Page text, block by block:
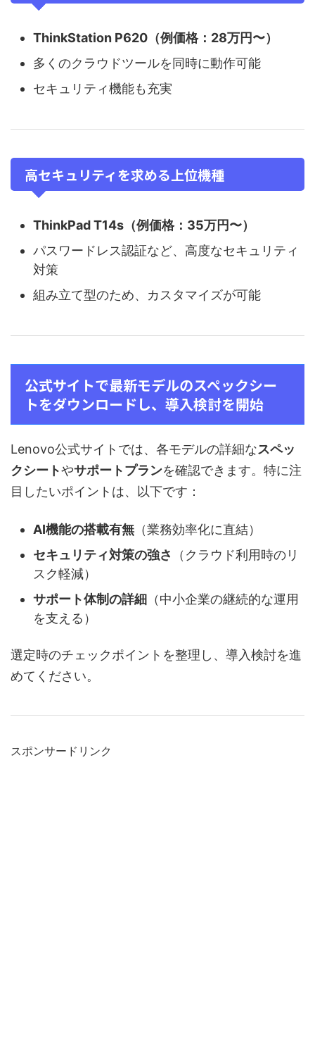
ThinkStation P620（例価格：28万円〜）
多くのクラウドツールを同時に動作可能
セキュリティ機能も充実
高セキュリティを求める上位機種
ThinkPad T14s（例価格：35万円〜）
パスワードレス認証など、高度なセキュリティ
対策
組み立て型のため、カスタマイズが可能
公式サイトで最新モデルのスペックシー
トをダウンロードし、導入検討を開始
Lenovo公式サイトでは、各モデルの詳細なスペッ
クシートやサポートプランを確認できます。特に注
目したいポイントは、以下です：
AI機能の搭載有無 （業務効率化に直結）
セキュリティ対策の強さ
（クラウド利用時のリ
スク軽減）
サポート体制の詳細 （中小企業の継続的な運用
を支える）
選定時のチェックポイントを整理し、導入検討を進
めてください。
スポンサードリンク